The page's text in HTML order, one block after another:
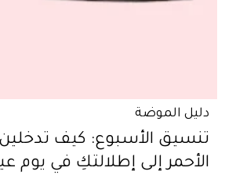
دليل الموضة
تنسيق الأسبوع: كيف
الأحمر إلى إطلالتكِ في يوم عيد